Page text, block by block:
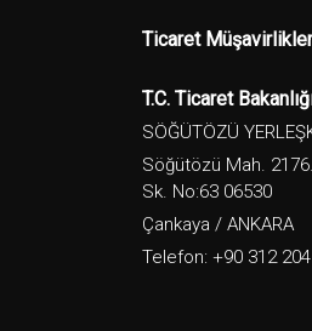
Ticaret
T.C. Ticaret
SÖĞÜTÖZÜ
Söğütözü Mah. 2176.
Sk. No:63 06530
Çankaya / ANKARA
Telefon: +90 312